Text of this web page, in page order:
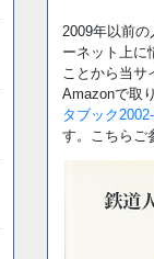
2009年以前
ーネット上に
ことから当サ
Amazonで取
タブック2002-
す。こちらご